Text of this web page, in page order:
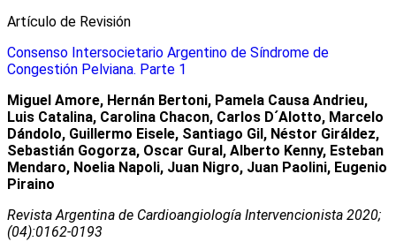
Artículo de Revisión
Consenso Intersocietario Argentino de Síndrome de
Congestión Pelviana. Parte 1
Miguel Amore, Hernán Bertoni, Pamela Causa Andrieu,
Luis Catalina, Carolina Chacon, Carlos D´Alotto, Marcelo
Dándolo, Guillermo Eisele, Santiago Gil, Néstor Giráldez,
Sebastián Gogorza, Oscar Gural, Alberto Kenny, Esteban
Mendaro, Noelia Napoli, Juan Nigro, Juan Paolini, Eugenio
Piraino
Revista Argentina de Cardioangiologí­a Intervencionista 2020;
(04):0162-0193